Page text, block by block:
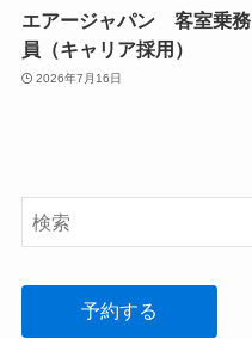
エアージャパン 客室乗務
員（キャリア採用）
2026年7月16日
予約する